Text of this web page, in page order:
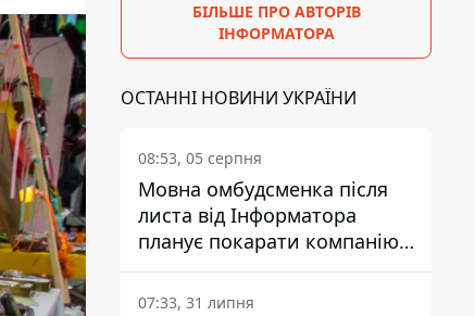
БІЛЬШЕ ПРО АВТОРІВ
ІНФОРМАТОРА
ОСТАННІ НОВИНИ УКРАЇНИ
08:53, 05 серпня
Мовна омбудсменка після
листа від Інформатора
планує покарати компанію-
підрядника ПриватБанку
07:33, 31 липня